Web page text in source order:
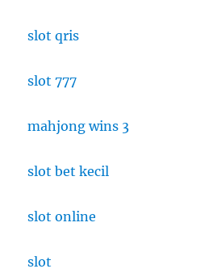
slot qris
slot 777
mahjong wins 3
slot bet kecil
slot online
slot